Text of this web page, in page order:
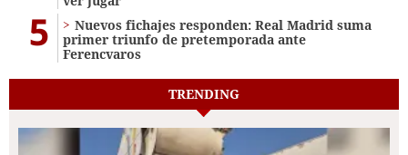
5
Nuevos fichajes responden: Real Madrid suma
primer triunfo de pretemporada ante
Ferencvaros
TRENDING